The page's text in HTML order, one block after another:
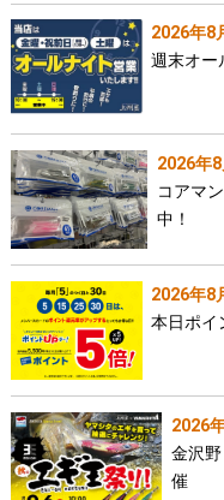
2026年8
週末オー
2026年8
コアマ
中！
2026年8
本日ポイ
2026
金沢
催